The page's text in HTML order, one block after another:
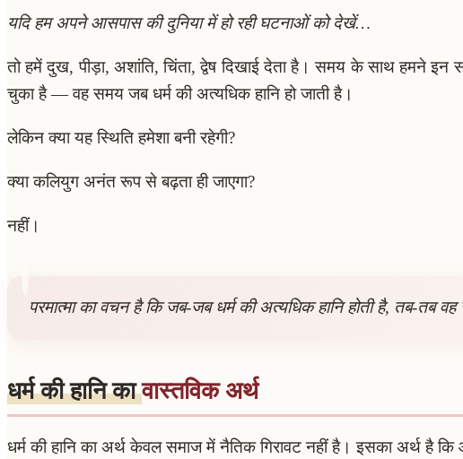
यदि हम अपने आसपास की दुनिया में हो रही घटनाओं को देखें…
तो हमें दुख, पीड़ा, अशांति, चिंता, द्वेष दिखाई देता है। समय के साथ हमने इन
चुका है — वह समय जब धर्म की अत्यधिक हानि हो जाती है।
लेकिन क्या यह स्थिति हमेशा बनी रहेगी?
क्या कलियुग अनंत रूप से बढ़ता ही जाएगा?
नहीं।
परमात्मा का वचन है कि जब-जब धर्म की अत्यधिक हानि होती है, तब-तब
धर्म की हानि कावास्तविक अर्थ
धर्म की हानि का अर्थ केवल समाज में नैतिक गिरावट नहीं है। इसका अर्थ है